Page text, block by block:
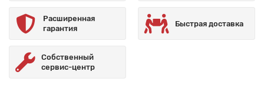
Расширенная
гарантия
Быстрая доставка
Собственный
сервис-центр